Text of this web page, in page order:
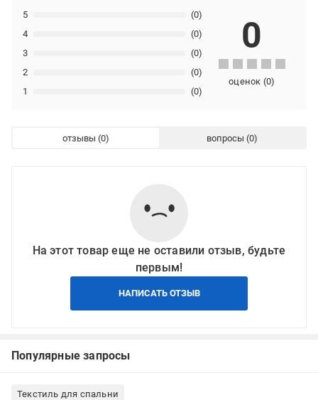
1 (0)
2 (0)
3 (0)
4 (0)
5 (0)
0
оценок (0)
отзывы вопросы
На этот товар еще не оставили отзыв, будьте
первым!
НАПИСАТЬ ОТЗЫВ
Популярные запросы
Текстиль для спальни